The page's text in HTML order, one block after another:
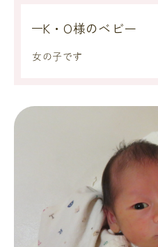
K・O様のベビー
女の子です